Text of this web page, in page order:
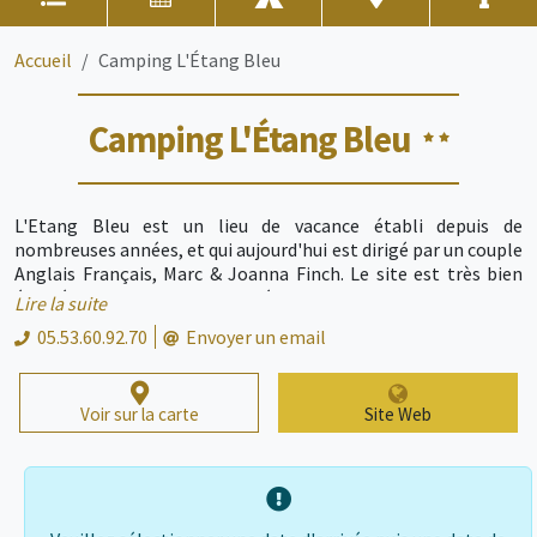
Accueil Camping L'Étang Bleu
Camping L'Étang Bleu
L'Etang Bleu est un lieu de vacance établi depuis de
nombreuses années, et qui aujourd'hui est dirigé par un couple
Anglais Français, Marc & Joanna Finch. Le site est très bien
équipé avec une piscine extérieure, un "pool bar" et un
restaurant. En addition, le personel agit pour que vous
puissiez passer des moments relaxants dépourvu de stress.
Les alentours sont emplis de charmes de villes et de villages
pittoresques. De ce fait il y a beaucoup d'activités à la fois à
l'interieur et à l'extérieur du camping.​
Lire la suite
05.53.60.92.70
Envoyer un email
Voir sur la carte Site Web